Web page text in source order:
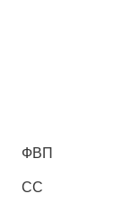
ФВП
СС